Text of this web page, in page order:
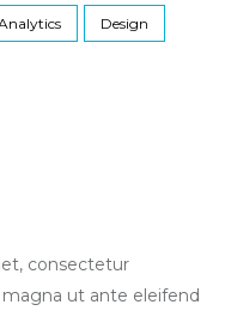
Design
consectetur
ut ante eleifend